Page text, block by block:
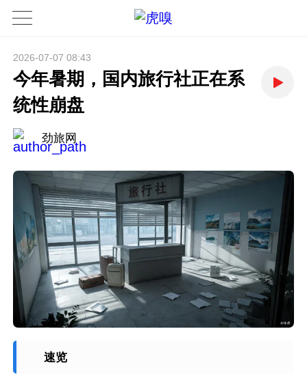
2026-07-07 08:43
今年暑期，国内旅行社正在系
统性崩盘
劲旅网
速览